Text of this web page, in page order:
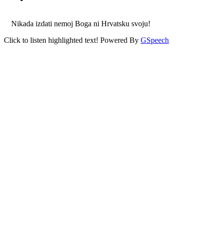
Nikada izdati nemoj Boga ni Hrvatsku svoju!
Click to listen highlighted text! Powered By GSpeech